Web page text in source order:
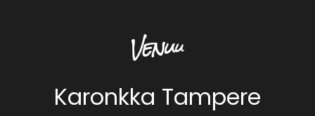
Karonkka Tampere